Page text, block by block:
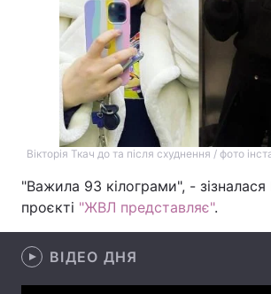
Екологія
Відео з Youtube Статті
Інтерв'ю
Архів
Контакти
Послуги
Вікторія Ткач до та після схуднення / фото
"Важила 93 кілограми", - зізналася
проєкті "ЖВЛ представляє".
ВІДЕО ДНЯ